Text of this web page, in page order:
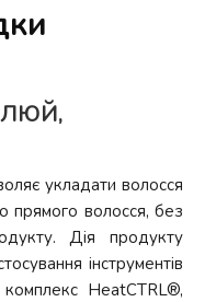
укладати волосся
прямого волосся, без
Дія продукту
інструментів
HeatCTRL®,